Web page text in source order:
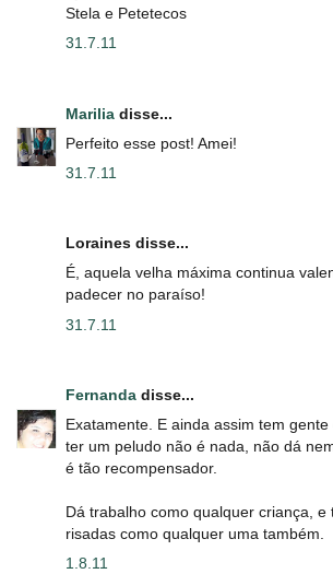
Stela e Petetecos
31.7.11
Marilia disse...
Perfeito esse post! Amei!
31.7.11
Loraines disse...
É, aquela velha máxima continua
padecer no paraíso!
31.7.11
Fernanda disse...
Exatamente. E ainda assim tem
ter um peludo não é nada, não dá
é tão recompensador.
Dá trabalho como qualquer criança, e
risadas como qualquer uma também.
1.8.11